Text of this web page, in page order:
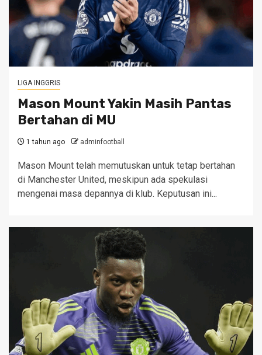
LIGA INGGRIS
Mason Mount Yakin Masih Pantas
Bertahan di MU
1 tahun ago adminfootball
Mason Mount telah memutuskan untuk tetap bertahan
di Manchester United, meskipun ada spekulasi
mengenai masa depannya di klub. Keputusan ini...